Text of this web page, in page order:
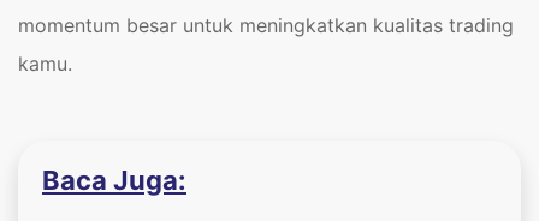
momentum besar untuk meningkatkan kualitas trading
kamu.
Baca Juga: